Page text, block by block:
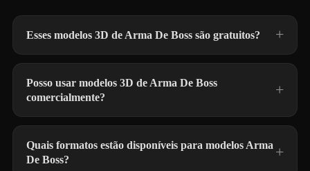
Esses modelos 3D de Arma De Boss são gratuitos?
Posso usar modelos 3D de Arma De Boss
comercialmente?
Quais formatos estão disponíveis para modelos Arma
De Boss?